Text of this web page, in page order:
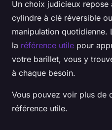
Un choix judicieux repose
cylindre à clé réversible
manipulation quotidienne.
la référence utile pour
votre barillet, vous y
à chaque besoin.
Vous pouvez voir plus de
référence utile.